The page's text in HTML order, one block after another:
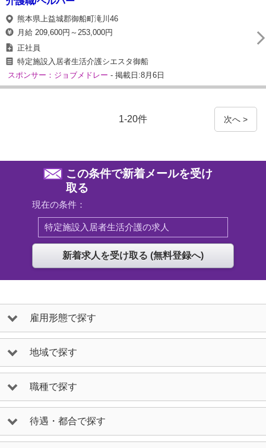
熊本県上益城郡御船町滝川46
月給 209,600円～253,000円
正社員
特定施設入居者生活介護シエスタ御船
スポンサー：ジョブメドレー - 掲載日:8月6日
1-20件 次へ >
この条件で新着メールを受け
取る
現在の条件：
特定施設入居者生活介護の求人
雇用形態で探す
地域で探す
職種で探す
待遇・都合で探す